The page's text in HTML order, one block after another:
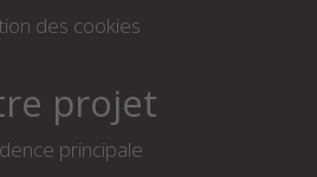
des cookies
projet
principale